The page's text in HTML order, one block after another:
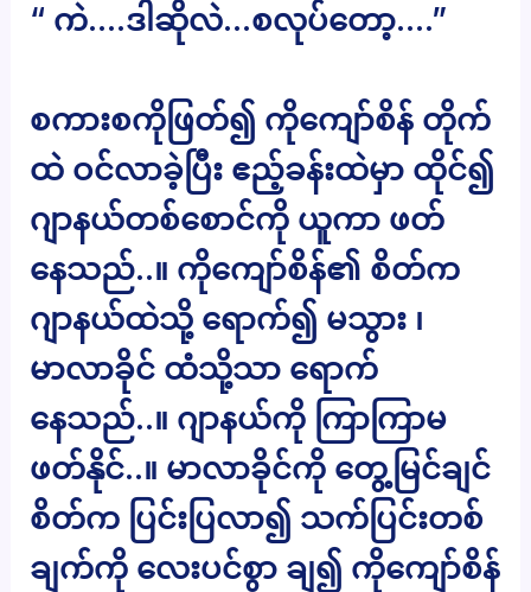
“ ကဲ….ဒါဆိုလဲ…စလုပ်တော့….”
စကားစကိုဖြတ်၍ ကိုကျော်စိန် တိုက်
ထဲ ဝင်လာခဲ့ပြီး ဧည့်ခန်းထဲမှာ ထိုင်၍
ဂျာနယ်တစ်စောင်ကို ယူကာ ဖတ်
နေသည်..။ ကိုကျော်စိန်၏ စိတ်က
ဂျာနယ်ထဲသို့ ရောက်၍ မသွား ၊
မာလာခိုင် ထံသို့သာ ရောက်
နေသည်..။ ဂျာနယ်ကို ကြာကြာမ
ဖတ်နိုင်..။ မာလာခိုင်ကို တွေ့မြင်ချင်
စိတ်က ပြင်းပြလာ၍ သက်ပြင်းတစ်
ချက်ကို လေးပင်စွာ ချ၍ ကိုကျော်စိန်